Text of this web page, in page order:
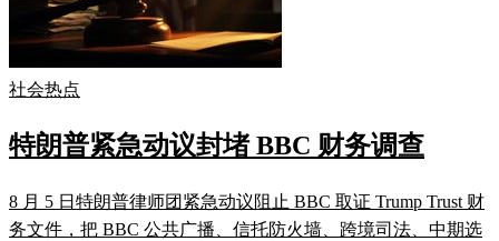
社会热点
特朗普紧急动议封堵 BBC 财务调查
8 月 5 日特朗普律师团紧急动议阻止 BBC 取证 Trump Trust 财
务文件，把 BBC 公共广播、信托防火墙、跨境司法、中期选